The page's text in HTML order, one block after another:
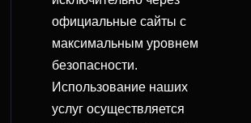
официальные сайты с
максимальным уровнем
безопасности.
Использование наших
услуг осуществляется